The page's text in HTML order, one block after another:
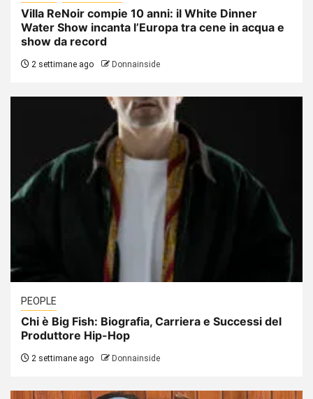
Villa ReNoir compie 10 anni: il White Dinner
Water Show incanta l’Europa tra cene in acqua e
show da record
2 settimane ago Donnainside
PEOPLE
Chi è Big Fish: Biografia, Carriera e Successi del
Produttore Hip-Hop
2 settimane ago Donnainside